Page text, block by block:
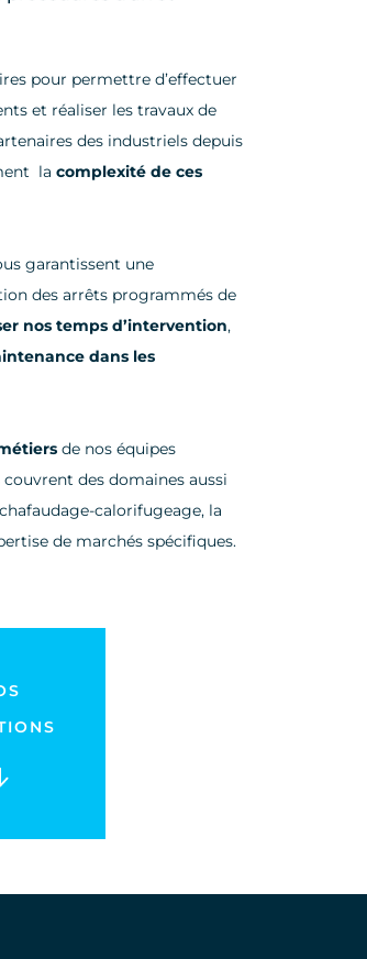
pour permettre d’effectuer
et réaliser les travaux de
des industriels depuis
la complexité de ces
garantissent une
des arrêts programmés de
nos temps d’intervention,
dans les
de nos équipes
des domaines aussi
calorifugeage, la
de marchés spécifiques.